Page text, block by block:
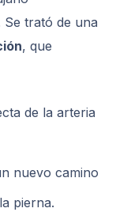
Se trató de una
, que
de la arteria
nuevo camino
pierna.